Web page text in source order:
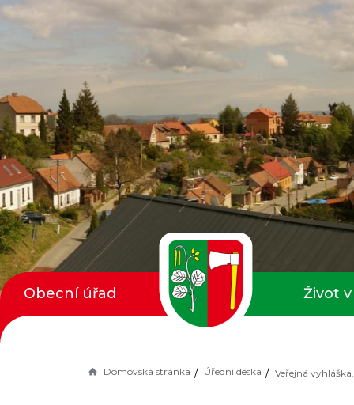
Domovská stránka Úřední deska
Obecní úřad Život